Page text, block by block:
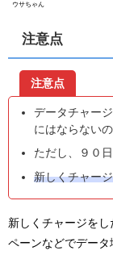
ウサちゃん
注意点
注意点
データチャー
にはならない
ただし、９０
新しくチャー
新しくチャージを
ペーンなどでデータ